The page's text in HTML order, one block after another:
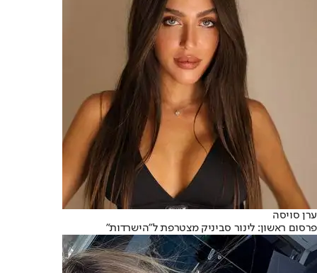
ערן סויסה
פרסום ראשון: לינור סביניק מצטרפת ל"הישרדות"